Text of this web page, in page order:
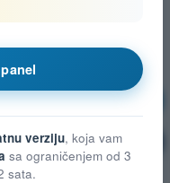
Vežbanje!
pitanja
verziju, koja vam
sa ograničenjem od 3
sata.